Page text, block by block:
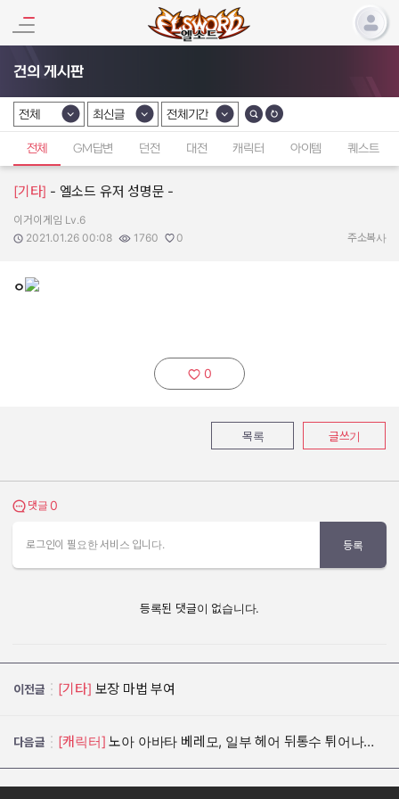
건의 게시판
카테고리 선택
전체
카테고리 선택
최신글
카테고리 선택
전체기간
전체 GM답변 던전 대전 캐릭터 아이템 퀘스트
[기타] - 엘소드 유저 성명문 -
작성자:
이거이게임 Lv.6
작성일:
2021.01.26 00:08
조회수:
1760
추천수:
0 주소복사
ㅇ
추천하기:
0
목록 글쓰기
댓글 보기
댓글 0
로그인이 필요한 서비스 입니다. 등록
등록된 댓글이 없습니다.
이전글 [기타] 보장 마법 부여
다음글 [캐릭터] 노아 아바타 베레모, 일부 헤어 뒤통수 튀어나오는 것 수정 부탁드립니다